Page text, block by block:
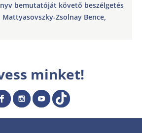
bemutatóját követő beszélgetés
Zsolnay Bence,
minket!